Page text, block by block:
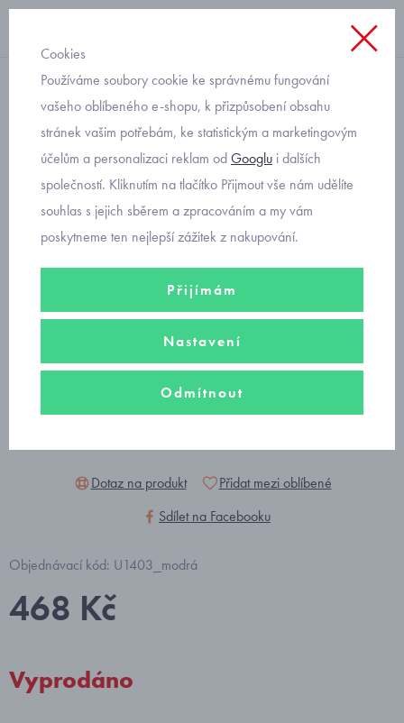
domácí obuv nazouvací
chlapecké přezůvky Befado
s červeným autem 290Y269
Dotaz na produkt
Přidat mezi oblíbené
Sdílet na Facebooku
Objednávací kód: U1403_modrá
468 Kč
Vyprodáno
Cookies
Používáme soubory cookie ke správnému fungování
vašeho oblíbeného e-shopu, k přizpůsobení obsahu
stránek vašim potřebám, ke statistickým a marketingovým
účelům a personalizaci reklam odGooglu i dalších
společností. Kliknutím na tlačítko Přijmout vše nám udělíte
souhlas s jejich sběrem a zpracováním a my vám
poskytneme ten nejlepší zážitek z nakupování.
Přijímám
Nastavení
Odmítnout